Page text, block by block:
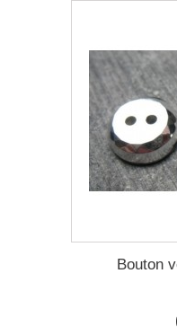
Bouton